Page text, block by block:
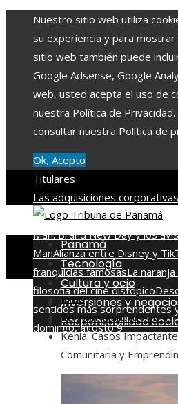
Nuestro sitio web utiliza
su experiencia y para
sitio web también puede
Google Adsense, Google
web, usted acepta el uso de
nuestra Política de
consultar nuestra Política de
Ok, Acepto
Titulares
Las adquisiciones
récordLa conexión entre la
Man: Brand New Day y los
ManAlianza entre Disney y
franquicias famosasLa
filosofía del cine distópico
sentidos más sorprendentes
domingo, agosto 9
Panamá
Tecnología
Cultura y ocio
Inversiones y
Responsabilidad
Inicio
Responsabilidad Social
Kenia: Casos
Comunitaria y